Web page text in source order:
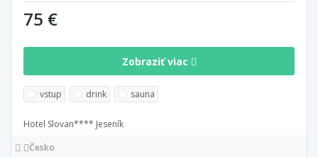
75 €
Zobraziť viac
vstup drink sauna
Hotel Slovan**** Jeseník
Česko